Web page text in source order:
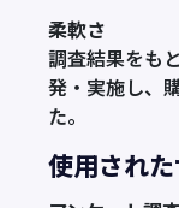
柔軟さ
調査結果をも
発・実施し、
た。
使用され